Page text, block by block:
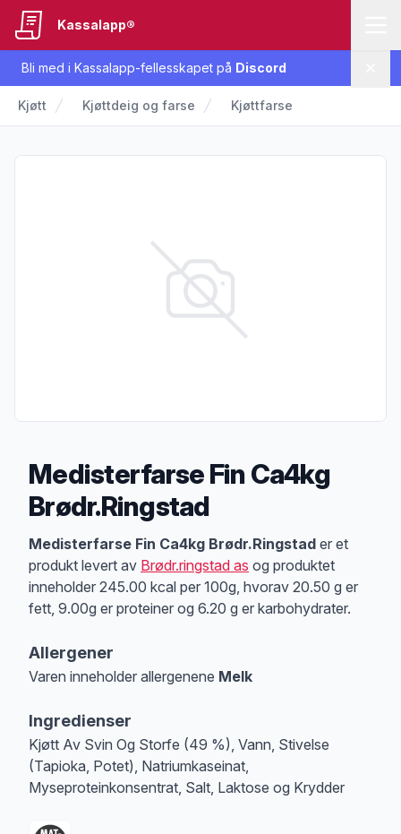
Bli med i Kassalapp-fellesskapet på Discord
Kassalapp®
Kjøtt Kjøttdeig og farse Kjøttfarse
Medisterfarse Fin Ca4kg
Brødr.Ringstad
Produktbeskrivelse
Medisterfarse Fin Ca4kg Brødr.Ringstad er et
produkt levert av Brødr.ringstad as og produktet
inneholder 245.00 kcal per 100g, hvorav 20.50 g er
fett, 9.00g er proteiner og 6.20 g er karbohydrater.
Allergener
Varen inneholder allergenene Melk
Ingredienser
Kjøtt Av Svin Og Storfe (49 %), Vann, Stivelse
(Tapioka, Potet), Natriumkaseinat,
Myseproteinkonsentrat, Salt, Laktose og Krydder